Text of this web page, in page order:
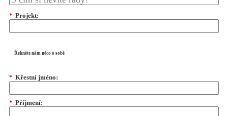
* Projekt:
Řekněte nám něco o sobě
* Křestní jméno:
* Příjmení: